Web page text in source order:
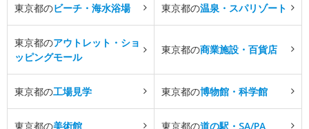
東京都のビーチ・海水浴場 東京都の温泉・スパリゾート
東京都のアウトレット・ショ
ッピングモール
東京都の商業施設・百貨店
東京都の工場見学 東京都の博物館・科学館
東京都の美術館 東京都の道の駅・SA/PA